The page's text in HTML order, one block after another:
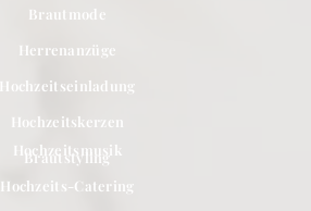
Brautmode
Herrenanzüge
Hochzeitseinladung
Hochzeitskerzen
Brautstyling
Hochzeitsmusik
Hochzeits-Catering